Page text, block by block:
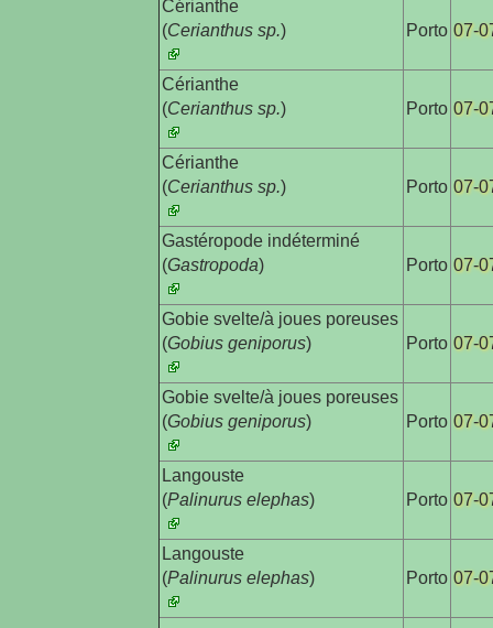
Cérianthe
(Cerianthus sp.) Porto 07-
Cérianthe
(Cerianthus sp.) Porto 07-
Cérianthe
(Cerianthus sp.) Porto 07-
Gastéropode indéterminé
(Gastropoda) Porto 07-
Gobie svelte/à joues poreuses
(Gobius geniporus) Porto 07-
Gobie svelte/à joues poreuses
(Gobius geniporus) Porto 07-
Langouste
(Palinurus elephas) Porto 07-
Langouste
(Palinurus elephas) Porto 07-